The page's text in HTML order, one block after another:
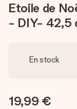
Etoile de
- DIY- 42,5
En stock
19,99 €